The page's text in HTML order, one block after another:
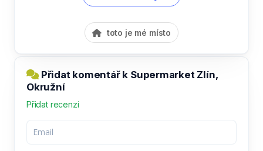
toto je mé místo
Přidat komentář k Supermarket Zlín,
Okružní
Přidat recenzi